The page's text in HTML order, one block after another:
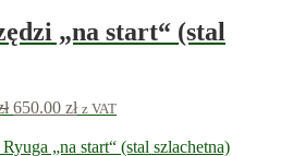
„na start“ (stal
Pierwotna
wynosiła:
650.00 złAktualna
wynosi:
z VAT